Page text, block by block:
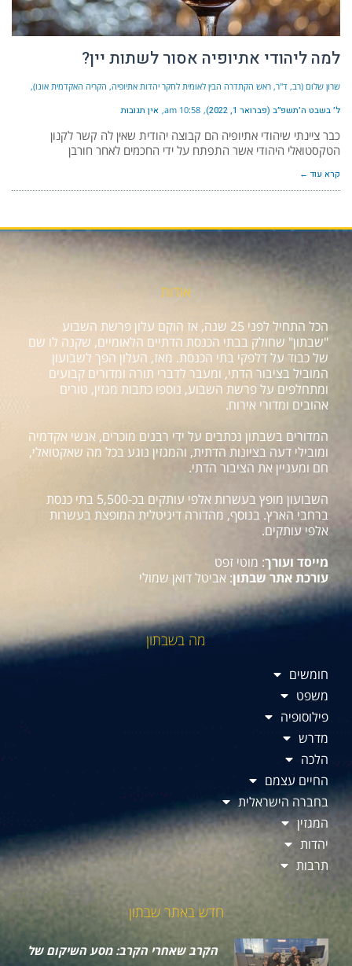
למה ליהודי אתיופיה אסור לשתות יין?
שרון שלום (רב, ד"ר, ראש הקתדרה הבין לאומית לחקר יהדות אתיופיה, הקריה האקדמית אונו)
ל׳ בשבט ה׳תשפ״ב (פברואר 1, 2022) 10:58 am אין תגובות
כבר ציינתי שיהודי אתיופיה הם קבוצה יהודית שאין לה קשר לקנון
הטקסטואלי היהודי אשר התפתח על ידי החכמים לאחר חורבן
קרא עוד ←
אודות
הכל התחיל לפני 25 שנה, אז הוקם עלון פרשת השבוע
"שבתון" שחולק בבתי הכנסת הדתיים הלאומיים, שקנה לו שם
של כבוד על דלפקי בתי הכנסת. מאז, העלון הפך לשבועון
המוביל בציבור הדתי, ומעבר לדברי תורה ומדורים קבועים
ומתחלפים על פרשת השבוע, נוספו כתבות מגזין, טורים
אהובים ומדורי אירוח.
המדורים בשבתון נכתבים על ידי רבנים מוכרים, אנשי אקדמיה
ומובילי דעה בציונות הדתית, והמגזין נוגע בכל מה שאקטואלי,
חם ומעניין את הציבור הדתי.
השבועון מופץ בעשרות אלפי עותקים בכ-5,500 בתי כנסת
ברחבי הארץ. בנוסף, מהדורה דיגיטלית המופצת בעשרות
אלפי עותקים.
מייסד ועורך: מוטי זפט
עורכת אתר שבתון: אביטל דואן שמולי
מה בשבתון
חומשים
משפט
פילוסופיה
מדרש
הלכה
החיים עצמם
בחברה הישראלית
המגזין
יהדות
תרבות
חדש באתר שבתון
הקרב שאחרי הקרב: מסע השיקום של